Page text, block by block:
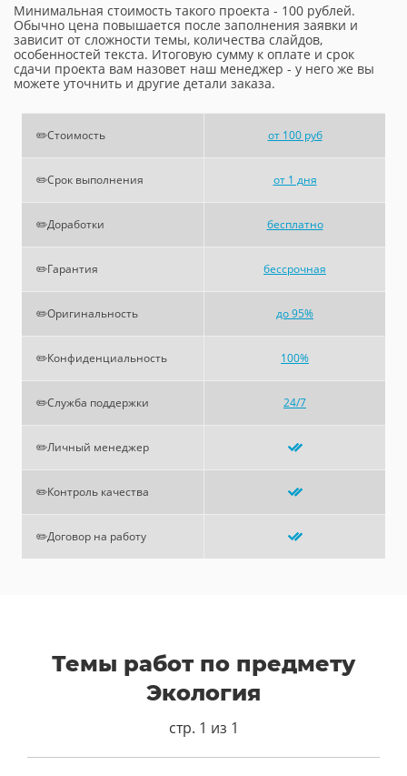
Минимальная стоимость такого проекта - 100 рублей.
Обычно цена повышается после заполнения заявки и
зависит от сложности темы, количества слайдов,
особенностей текста. Итоговую сумму к оплате и срок
сдачи проекта вам назовет наш менеджер - у него же вы
можете уточнить и другие детали заказа.
✏️Стоимость от 100 руб
✏️Срок выполнения от 1 дня
✏️Доработки бесплатно
✏️Гарантия бессрочная
✏️Оригинальность до 95%
✏️Конфиденциальность 100%
✏️Служба поддержки 24/7
✏️Личный менеджер
✏️Контроль качества
✏️Договор на работу
Темы работ по предмету
Экология
стр. 1 из 1